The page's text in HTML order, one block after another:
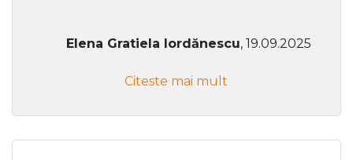
Elena Gratiela Iordănescu, 19.09.2025
Citeste mai mult